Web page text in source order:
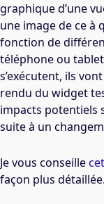
graphique d’une
une image de ce à
fonction de
téléphone ou
s’exécutent, ils
rendu du widget
impacts potentiels
suite à un
Je vous conseille
façon plus détaillée.